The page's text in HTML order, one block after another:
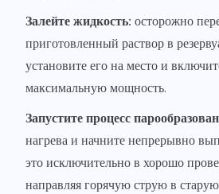
Залейте жидкость: осторожно
приготовленный раствор в
установите его на место и
максимальную мощность.
Запустите процесс
нагрева и начните непрерывно
это исключительно в хорошо
направляя горячую струю в